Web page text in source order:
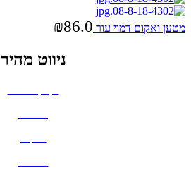
מטען ואקום דמוי עור ₪86.0
ניווט מהיר